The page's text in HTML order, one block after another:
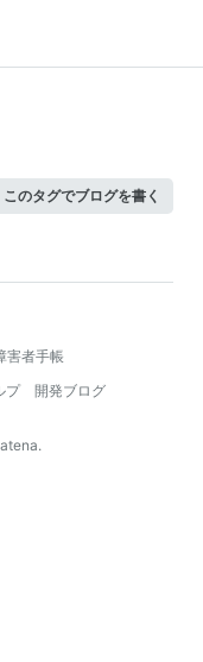
このタグでブログを書く
害者手帳
プ
開発ブログ